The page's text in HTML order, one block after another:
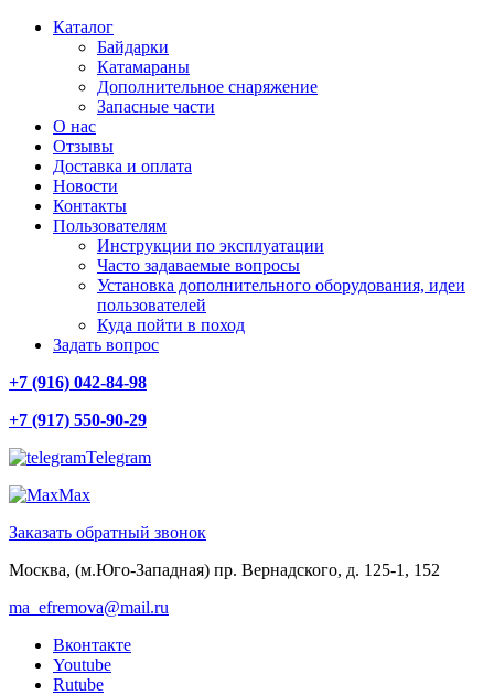
Каталог
Байдарки
Катамараны
Дополнительное снаряжение
Запасные части
О нас
Отзывы
Доставка и оплата
Новости
Контакты
Пользователям
Инструкции по эксплуатации
Часто задаваемые вопросы
Установка дополнительного оборудования, идеи
пользователей
Куда пойти в поход
Задать вопрос
+7 (916) 042-84-98
+7 (917) 550-90-29
Telegram
Max
Заказать обратный звонок
Москва, (м.Юго-Западная) пр. Вернадского, д. 125-1, 152
ma_efremova@mail.ru
Вконтакте
Youtube
Rutube